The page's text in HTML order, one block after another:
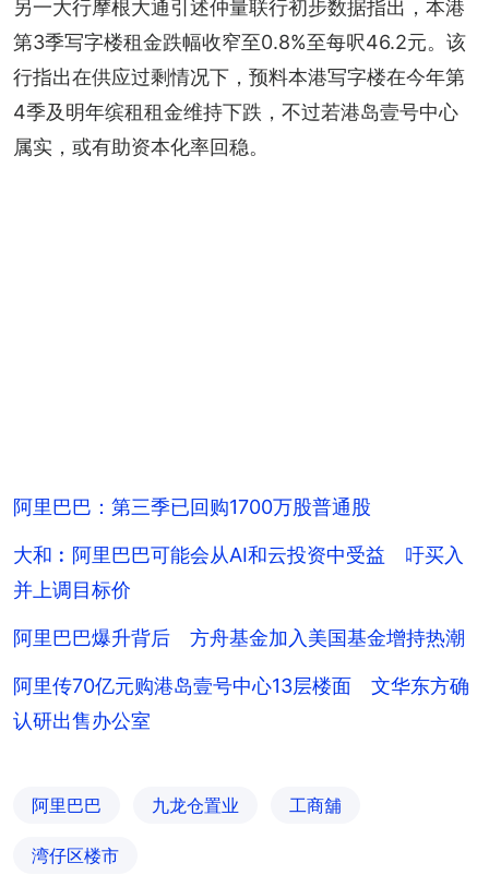
另一大行摩根大通引述仲量联行初步数据指出，本港
第3季写字楼租金跌幅收窄至0.8%至每呎46.2元。该
行指出在供应过剩情况下，预料本港写字楼在今年第
4季及明年缤租租金维持下跌，不过若港岛壹号中心
属实，或有助资本化率回稳。
阿里巴巴：第三季已回购1700万股普通股
大和︰阿里巴巴可能会从AI和云投资中受益 吁买入
并上调目标价
阿里巴巴爆升背后 方舟基金加入美国基金增持热潮
阿里传70亿元购港岛壹号中心13层楼面 文华东方确
认研出售办公室
阿里巴巴 九龙仓置业 工商舖
湾仔区楼市